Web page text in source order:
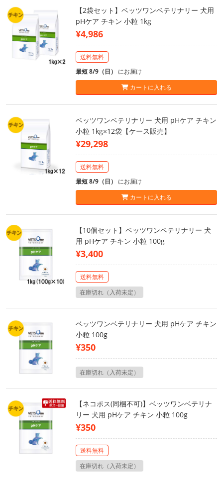
【2袋セット】ベッツワンベテリナリー 犬用
pHケア チキン 小粒 1kg
¥4,986
送料無料
最短 8/9（日） にお届け
カートに入れる
ベッツワンベテリナリー 犬用 pHケア チキン
小粒 1kg×12袋【ケース販売】
¥29,298
送料無料
最短 8/9（日） にお届け
カートに入れる
【10個セット】ベッツワンベテリナリー 犬
用 pHケア チキン 小粒 100g
¥3,400
送料無料
在庫切れ（入荷未定）
ベッツワンベテリナリー 犬用 pHケア チキン
小粒 100g
¥350
在庫切れ（入荷未定）
【ネコポス(同梱不可)】ベッツワンベテリナ
リー 犬用 pHケア チキン 小粒 100g
¥350
送料無料
在庫切れ（入荷未定）